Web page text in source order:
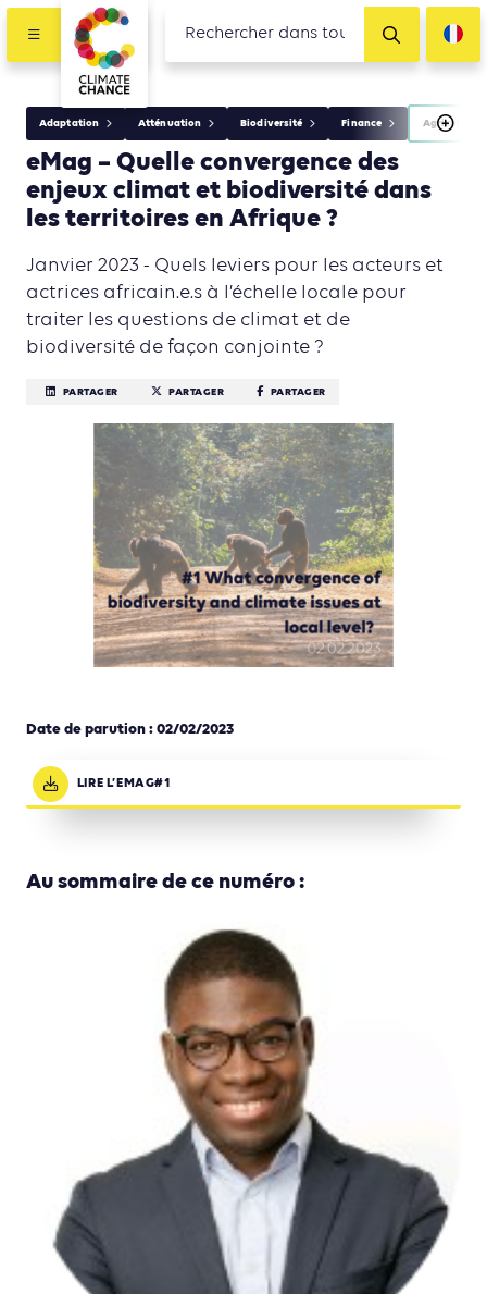
Adaptation Atténuation Biodiversité Finance Agriculture,
eMag – Quelle convergence des
enjeux climat et biodiversité dans
les territoires en Afrique ?
Janvier 2023 - Quels leviers pour les acteurs et
actrices africain.e.s à l’échelle locale pour
traiter les questions de climat et de
biodiversité de façon conjointe ?
PARTAGER PARTAGER PARTAGER
Date de parution : 02/02/2023
LIRE L’EMAG#1
Au sommaire de ce numéro :